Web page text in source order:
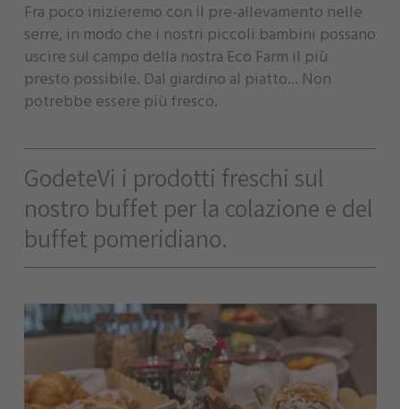
Fra poco inizieremo con il pre-allevamento nelle
serre, in modo che i nostri piccoli bambini possano
uscire sul campo della nostra Eco Farm il più
presto possibile. Dal giardino al piatto... Non
potrebbe essere più fresco.
GodeteVi i prodotti freschi sul
nostro buffet per la colazione e del
buffet pomeridiano.